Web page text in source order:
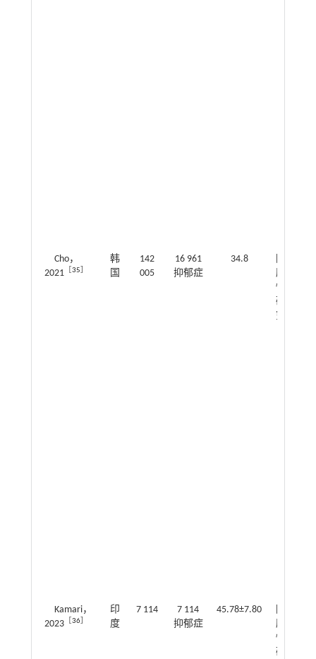
Cho，
2021
35
韩
国
142
005
16 961
抑郁症
34.8
顾
性
研
究
Kamari，
2023［ 36］
印
度
7 114
7 114
抑郁症
45.78±7.80
顾
性
研